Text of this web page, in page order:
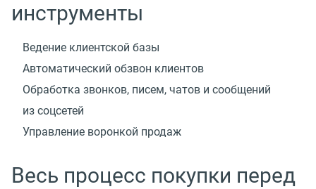
инструменты
Ведение клиентской базы
Автоматический обзвон клиентов
Обработка звонков, писем, чатов и сообщений
из соцсетей
Управление воронкой продаж
Весь процесс покупки перед